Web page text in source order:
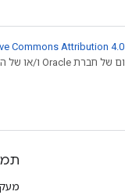
Commons Attribution 4.0